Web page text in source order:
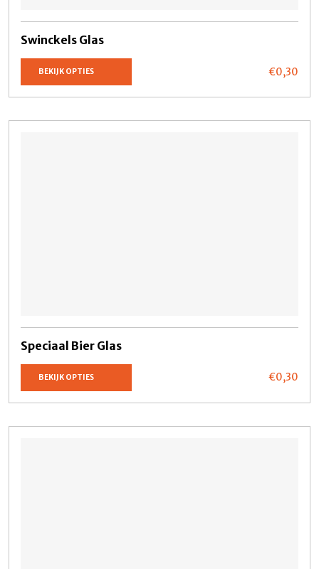
Swinckels Glas
BEKIJK OPTIES €0,30
Speciaal Bier Glas
BEKIJK OPTIES €0,30